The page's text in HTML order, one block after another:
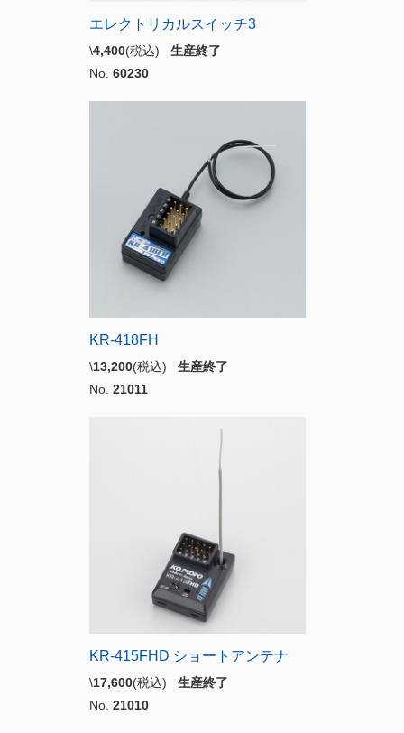
エレクトリカルスイッチ3
\4,400(税込) 生産終了
No. 60230
KR-418FH
\13,200(税込) 生産終了
No. 21011
KR-415FHD ショートアンテナ
\17,600(税込) 生産終了
No. 21010